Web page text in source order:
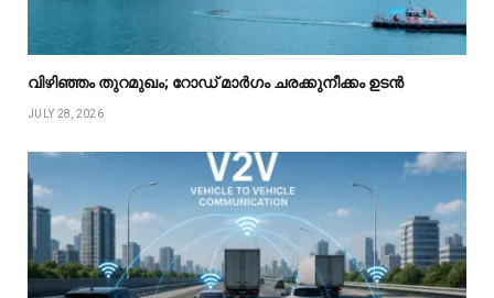
വിഴിഞ്ഞം തുറമുഖം; റോഡ് മാർഗം ചരക്കുനീക്കം ഉടൻ
JULY 28, 2026